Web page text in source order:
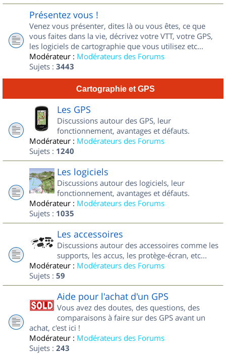
Présentez vous !
Venez vous présenter, dites là ou vous êtes, ce que
vous faites dans la vie, décrivez votre VTT, votre GPS,
les logiciels de cartographie que vous utilisez etc...
Modérateur : Modérateurs des Forums
Sujets : 3443
Cartographie et GPS
Les GPS
Discussions autour des GPS, leur
fonctionnement, avantages et défauts.
Modérateur : Modérateurs des Forums
Sujets : 1240
Les logiciels
Discussions autour des logiciels, leur
fonctionnement, avantages et défauts.
Modérateur : Modérateurs des Forums
Sujets : 1035
Les accessoires
Discussions autour des accessoires comme les
supports, les accus, les protège-écran, etc...
Modérateur : Modérateurs des Forums
Sujets : 59
Aide pour l'achat d'un GPS
Vous avez des doutes, des questions, des
comparaisons à faire sur des GPS avant un
achat, c'est ici !
Modérateur : Modérateurs des Forums
Sujets : 243